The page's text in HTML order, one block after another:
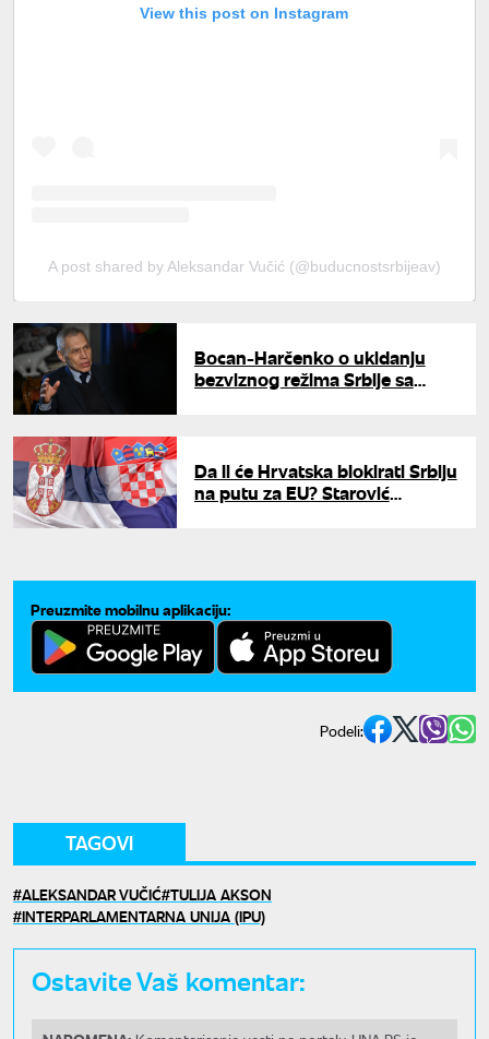
View this post on Instagram
A post shared by Aleksandar Vučić (@buducnostsrbijeav)
Bocan-Harčenko o ukidanju
bezviznog režima Srbije sa
Da li će Hrvatska blokirati Srbiju
na putu za EU? Starović
Preuzmite mobilnu aplikaciju:
Podeli:
TAGOVI
ALEKSANDAR VUČIĆ TULIJA AKSON
INTERPARLAMENTARNA UNIJA (IPU)
Ostavite Vaš komentar: